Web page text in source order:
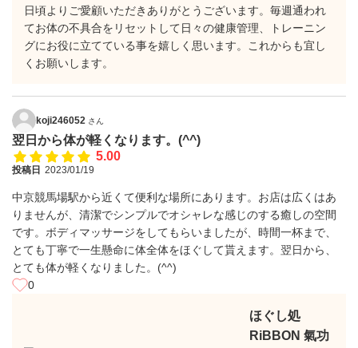
日頃よりご愛顧いただきありがとうございます。毎週通われ
てお体の不具合をリセットして日々の健康管理、トレーニン
グにお役に立てている事を嬉しく思います。これからも宜し
くお願いします。
koji246052 さん
翌日から体が軽くなります。(^^)
5.00
投稿日 2023/01/19
中京競馬場駅から近くて便利な場所にあります。お店は広くはあ
りませんが、清潔でシンプルでオシャレな感じのする癒しの空間
です。ボディマッサージをしてもらいましたが、時間一杯まで、
とても丁寧で一生懸命に体全体をほぐして貰えます。翌日から、
とても体が軽くなりました。(^^)
0
ほぐし処
RiBBON 氣功